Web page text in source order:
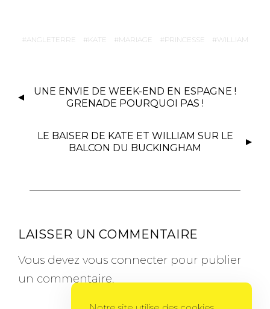
ANGLETERRE KATE MARIAGE PRINCESSE WILLIAM
UNE ENVIE DE WEEK-END EN ESPAGNE !
GRENADE POURQUOI PAS !
LE BAISER DE KATE ET WILLIAM SUR LE
BALCON DU BUCKINGHAM
LAISSER UN COMMENTAIRE
Vous devez vous connecter pour publier
un commentaire.